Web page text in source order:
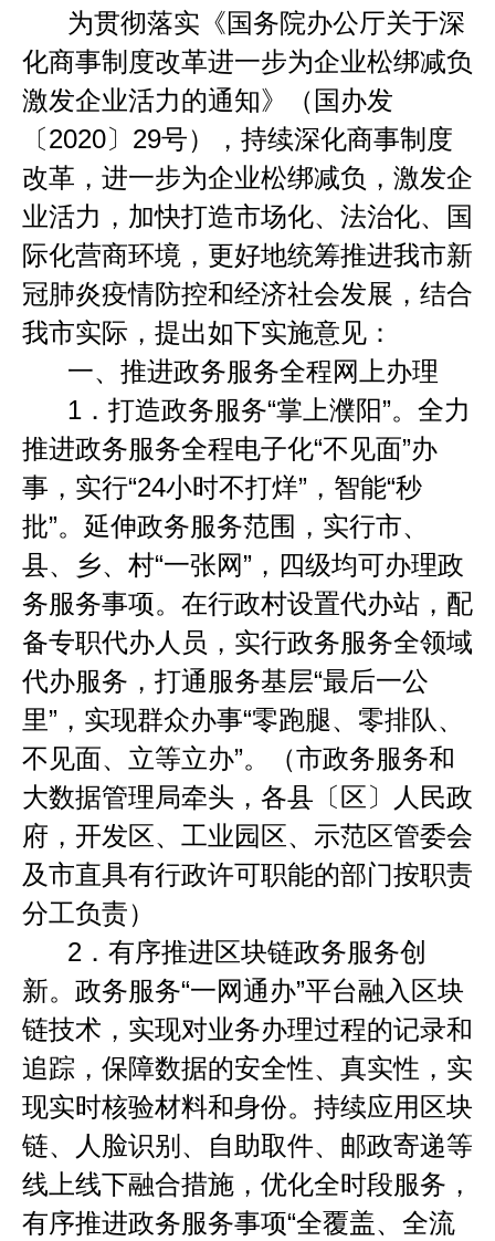
为贯彻落实《国务院办公厅关于深
化商事制度改革进一步为企业松绑减负
激发企业活力的通知》（国办发
〔2020〕 29号），持续深化商事制度
改革，进一步为企业松绑减负，激发企
业活力，加快打造市场化、法治化、国
际化营商环境，更好地统筹推进我市新
冠肺炎疫情防控和经济社会发展，结合
我市实际，提出如下实施意见 ：
一、推进政务服务全程网上办理
1． 打造政务服务“掌上濮阳”。全力
推进政务服务全程电子化“不见面”办
事，实行“24小时不打烊” ，智能“秒
批”。延伸政务服务范围，实行市、
县、乡、村“一张网” ，四级均可办理政
务服务事项。在行政村设置代办站，配
备专职代办人员，实行政务服务全领域
代办服务，打通服务基层“最后一公
里” ，实现群众办事“零跑腿、零排队、
不见面、立等立办”。（市政务服务和
大数据管理局牵头，各县〔区〕人民政
府，开发区、工业园区、示范区管委会
及市直具有行政许可职能的部门按职责
分工负责）
2． 有序推进区块链政务服务创
新。政务服务“一网通办”平台融入区块
链技术，实现对业务办理过程的记录和
追踪，保障数据的安全性、真实性，实
现实时核验材料和身份。持续应用区块
链、人脸识别、自助取件、邮政寄递等
线上线下融合措施，优化全时段服务，
有序推进政务服务事项“全覆盖、全流